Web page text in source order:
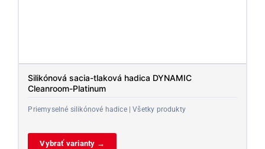
Silikónová sacia-tlaková hadica DYNAMIC
Cleanroom-Platinum
Priemyselné silikónové hadice | Všetky produkty
Vybrať varianty →